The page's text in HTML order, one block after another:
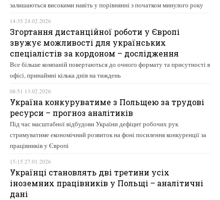
залишаються високими навіть у порівнянні з початком минулого року
14:35 24.02.2026
Згортання дистанційної роботи у Європі
звужує можливості для українських
спеціалістів за кордоном – дослідження
Все більше компаній повертаються до очного формату та присутності в
офісі, принаймні кілька днів на тиждень
08:51 13.02.2026
Україна конкуруватиме з Польщею за трудові
ресурси – прогноз аналітиків
Під час масштабної відбудови України дефіцит робочих рук
стримуватиме економічний розвиток на фоні посилення конкуренції за
працівників у Європі
15:15 27.01.2026
Українці становлять дві третини усіх
іноземних працівників у Польщі – аналітичні
дані